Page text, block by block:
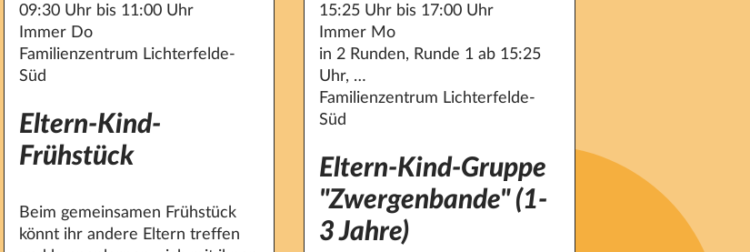
09:30 Uhr bis 11:00 Uhr
Immer Do
Familienzentrum Lichterfelde-
Süd
Eltern-Kind-
Frühstück
Beim gemeinsamen Frühstück
könnt ihr andere Eltern treffen
15:25 Uhr bis 17:00 Uhr
Immer Mo
in 2 Runden, Runde 1 ab 15:25
Uhr, …
Familienzentrum Lichterfelde-
Süd
Eltern-Kind-Gruppe
"Zwergenbande" (1-
3 Jahre)